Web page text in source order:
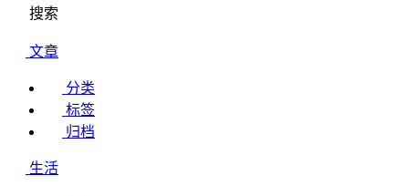
搜索
文章
分类
标签
归档
生活